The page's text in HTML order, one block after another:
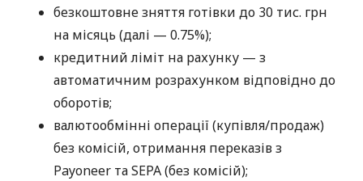
безкоштовне зняття готівки до 30 тис. грн
на місяць (далі — 0.75%);
кредитний ліміт на рахунку — з
автоматичним розрахунком відповідно до
оборотів;
валютообмінні операції (купівля/продаж)
без комісій, отримання переказів з
Payoneer та SEPA (без комісій);